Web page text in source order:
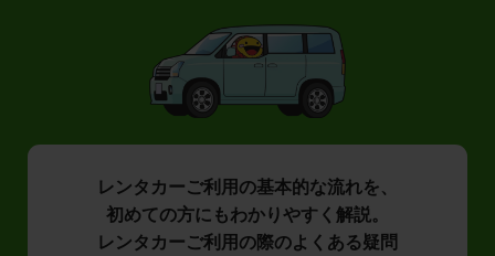
レンタカーご利用の基本的な流れを、
初めての方にもわかりやすく解説。
レンタカーご利用の際のよくある疑問